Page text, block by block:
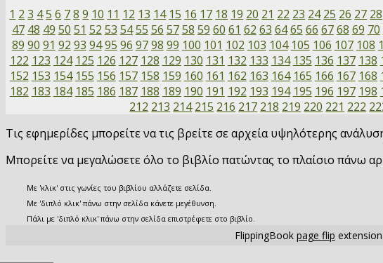
1 2 3 45 6 78 9 10 11 12 13 14 15 16 17 18 19 20 21 22 23 24 25 26 27 28
47 48 49 50 51 52 53 5455 56 5758 59 60 61 62 63 6465 66 6768 69 70
89 90 91 92 93 9495 96 9798 99 100 101 102 103 104 105 106 107 108
122 123 124 125 126 127 128 129 130 131 132 133 134 135 136 137 138
152 153 154 155 156 157 158 159 160 161 162 163 164 165 166 167 168
182 183 184 185 186 187 188 189 190 191 192 193 194 195 196 197 198
212 213 214 215 216 217 218 219 220 221 222
Τις εφημερίδες μπορείτε να τις βρείτε σε αρχεία υψηλότερης
Μπορείτε να μεγαλώσετε όλο το βιβλίο πατώντας το πλαίσιο πάνω
Με 'κλικ' στις γωνίες του βιβλίου αλλάζετε σελίδα.
Με 'διπλό κλικ' πάνω στην σελίδα κάνετε μεγέθυνση.
Πάλι με 'διπλό κλικ' πάνω στην σελίδα επιστρέφετε στο βιβλίο.
FlippingBook page flip